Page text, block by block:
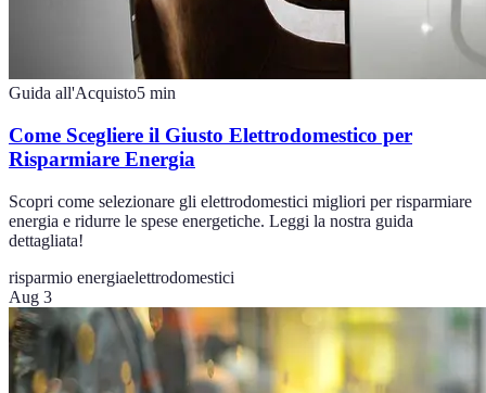
Guida all'Acquisto5 min
Come Scegliere il Giusto Elettrodomestico per
Risparmiare Energia
Scopri come selezionare gli elettrodomestici migliori per risparmiare
energia e ridurre le spese energetiche. Leggi la nostra guida
dettagliata!
risparmio energiaelettrodomestici
Aug 3